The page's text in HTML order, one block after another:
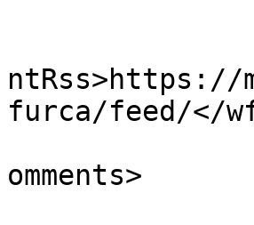
ntRss>https://
furca/feed/</
omments>